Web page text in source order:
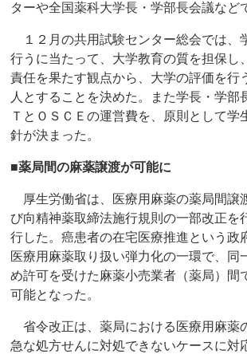
ターや全国薬科大学長・学部長会議など
１２月の共用試験センター総会では、
行うに当たって、大学教育の質を担保し
責任を果たす観点から、大学の評価を行
人とすることを決めた。また学長・学部
ＴとＯＳＣＥの運営費を、原則として学
針が決まった。
■薬局間の麻薬譲渡が可能に
厚生労働省は、医療用麻薬の薬局間譲
び向精神薬取締法施行規則の一部改正を
行した。癌患者の在宅医療推進という政
医療用麻薬取り扱い弾力化の一環で、同
め許可を受けた麻薬小売業者（薬局）間
可能となった。
省令改正は、薬局における医療用麻薬
急な処方せんに対処できないケースに対